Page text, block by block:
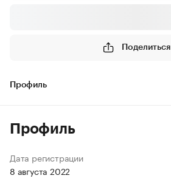
Поделиться
Профиль
Профиль
Дата регистрации
8 августа 2022